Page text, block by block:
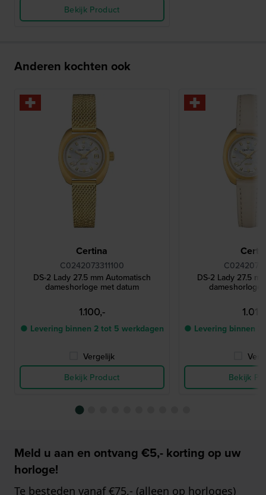
Bekijk Product
Anderen kochten ook
Certina
C0242073311100
DS-2 Lady 27.5 mm Automatisch
dameshorloge met datum
1.100,-
● Levering binnen 2 tot 5 werkdagen
Vergelijk
Bekijk Product
DS-2 Lady 27.5
dameshorloge
● Levering binnen 2
Bekijk
Meld u aan en ontvang €5,- korting op uw
horloge!
Te besteden vanaf €75,- (alleen op horloges)